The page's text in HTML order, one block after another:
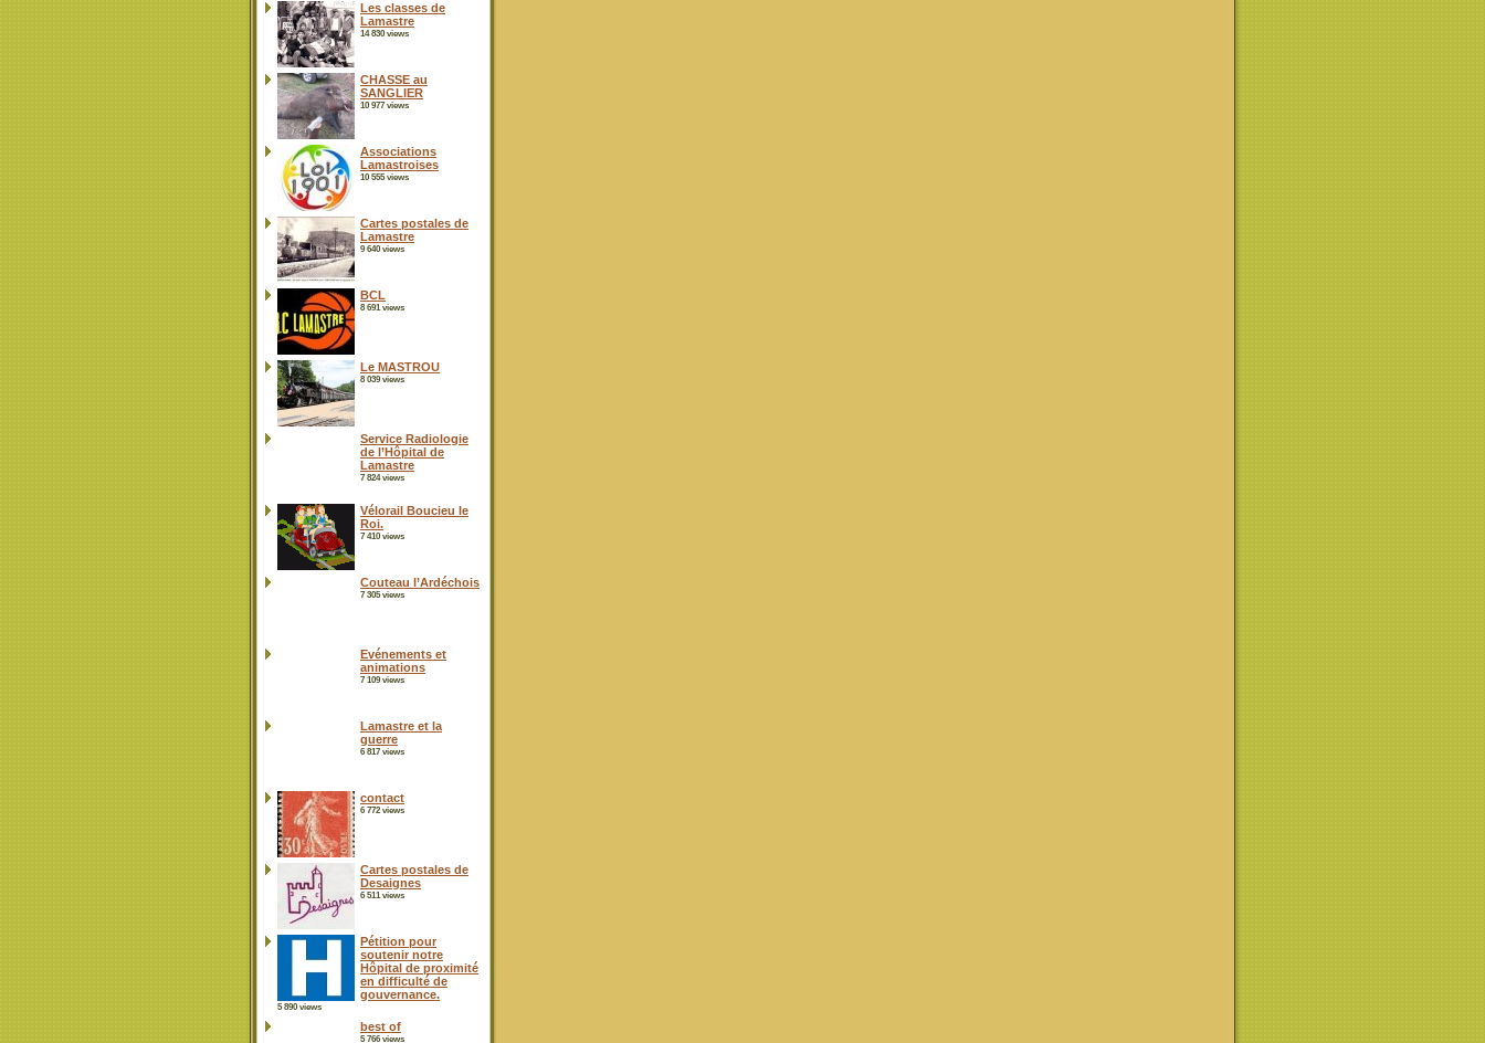
Les classes de
Lamastre
14 830 views
CHASSE au
SANGLIER
10 977 views
Associations
Lamastroises
10 555 views
Cartes postales de
Lamastre
9 640 views
BCL
8 691 views
Le MASTROU
8 039 views
Service Radiologie
de l’Hôpital de
Lamastre
7 824 views
Vélorail Boucieu le
Roi.
7 410 views
Couteau l’Ardéchois
7 305 views
Evénements et
animations
7 109 views
Lamastre et la
guerre
6 817 views
contact
6 772 views
Cartes postales de
Desaignes
6 511 views
Pétition pour
soutenir notre
Hôpital de proximité
en difficulté de
gouvernance.
5 890 views
best of
5 766 views